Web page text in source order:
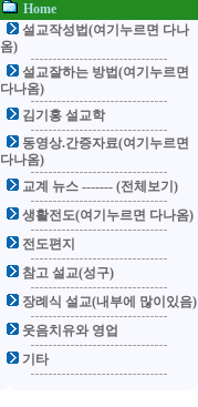
Home
설교작성법(여기누르면 다나
옴)
설교잘하는 방법(여기누르면
다나옴)
김기홍 설교학
동영상.간증자료(여기누르면
다나옴)
교계 뉴스 ------- (전체보기)
생활전도(여기누르면 다나옴)
전도편지
참고 설교(성구)
장례식 설교(내부에 많이있음)
웃음치유와 영업
기타